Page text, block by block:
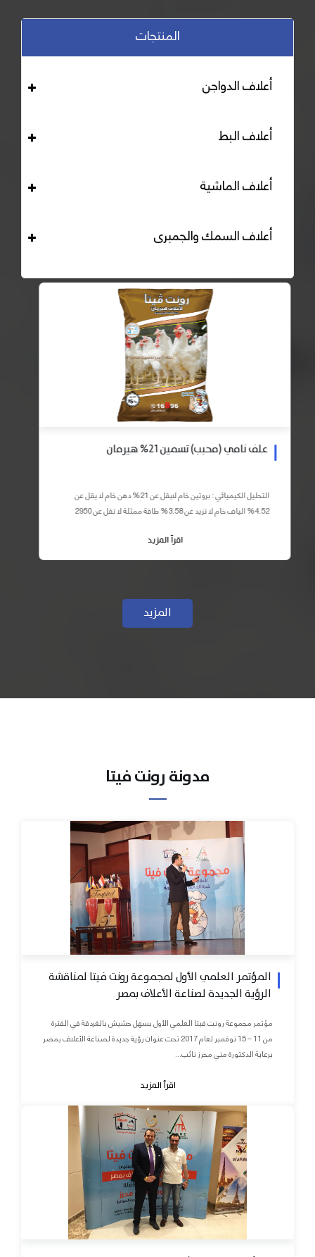
المنتجات
أعلاف الدواجن
أعلاف البط
أعلاف الماشية
أعلاف السمك والجمبرى
علف نامي (محبب) تسمين 21% هيرمان
التحليل الكيميائي : بروتين خام لايقل عن 21% دهن خام لا يقل عن
4.52% الياف خام لا تزيد عن 3.58% طاقة ممثلة لا تقل عن 2950
اقرأ المزيد
المزيد
مدونة رونت فيتا
المؤتمر العلمي الأول لمجموعة رونت فيتا لمناقشة
الرؤية الجديدة لصناعة الأعلاف بمصر
مؤتمر مجموعة رونت فيتا العلمي الأول بسهل حشيش بالغردقة في الفترة
من 11 – 15 نوفمبر لعام 2017 تحت عنوان رؤية جديدة لصناعة الأعلاف بمصر
برعاية الدكتورة مني محرز نائب...
اقرأ المزيد